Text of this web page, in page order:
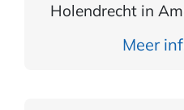
Holendrecht in
Meer